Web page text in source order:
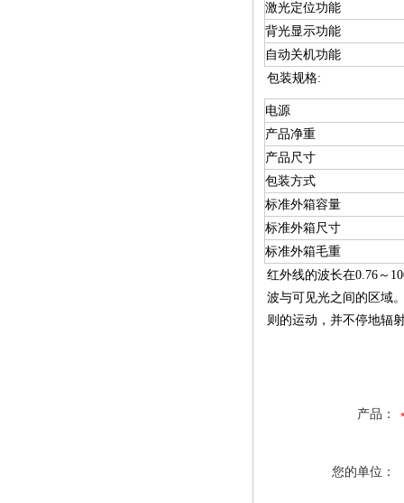
激光定位功能
背光显示功能
自动关机功能
包装规格:
电源
产品净重
产品尺寸
包装方式
标准外箱容量
标准外箱尺寸
标准外箱毛重
红外线的波长在0.76～
波与可见光之间的区域
则的运动，并不停地辐
产品：
您的单位：